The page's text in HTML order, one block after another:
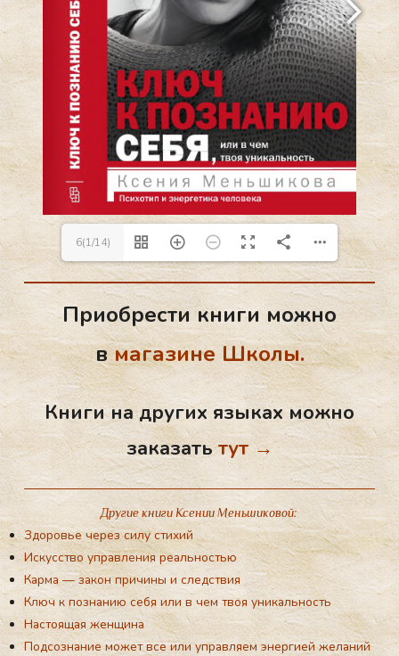
6(1/14)
Приобрести книги можно
вмагазине Школы.
Книги на других языках можно
заказатьтут →
Другие книги Ксении Меньшиковой:
Здоровье через силу стихий
Искусство управления реальностью
Карма — закон причины и следствия
Ключ к познанию себя или в чем твоя уникальность
Настоящая женщина
Подсознание может все или управляем энергией желаний